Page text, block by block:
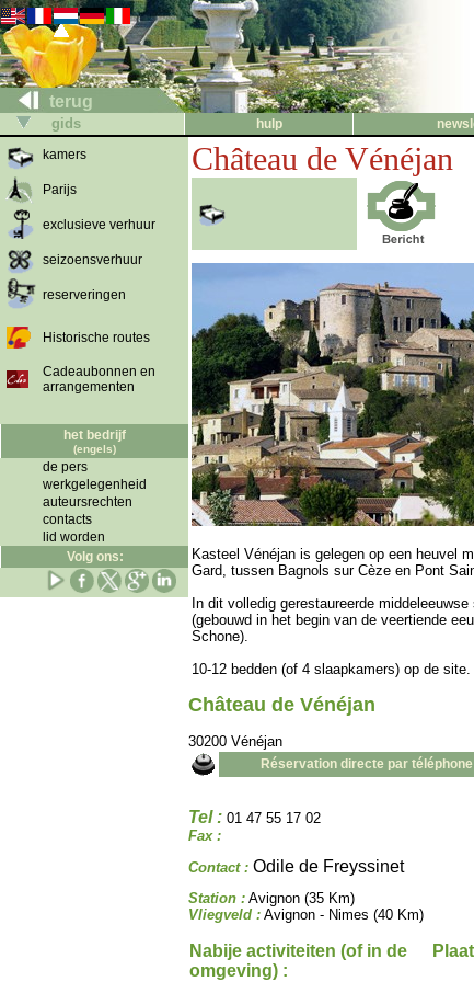
terug
gids hulp
kamers
Parijs
exclusieve verhuur
seizoensverhuur
reserveringen
Historische routes
Cadeaubonnen en
arrangementen
het bedrijf
(engels)
de pers
werkgelegenheid
auteursrechten
contacts
lid worden
Volg ons:
Château de Vénéjan
Kasteel Vénéjan is gelegen op een heuvel
Gard, tussen Bagnols sur Cèze en Pont
In dit volledig gerestaureerde
(gebouwd in het begin van de veertiende
Schone).
10-12 bedden (of 4 slaapkamers) op de site.
Château de Vénéjan
30200 Vénéjan
Réservation directe par
Tel : 01 47 55 17 02
Fax :
Contact : Odile de Freyssinet
Station : Avignon (35 Km)
Vliegveld : Avignon - Nimes (40 Km)
Nabije activiteiten (of in de
omgeving) :